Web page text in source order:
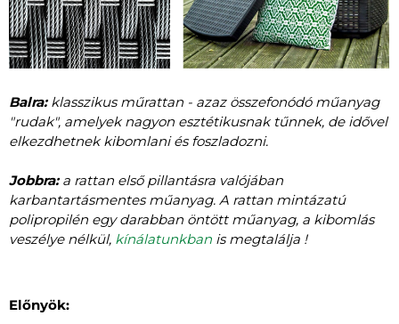
Balra: klasszikus műrattan - azaz összefonódó műanyag
"rudak", amelyek nagyon esztétikusnak tűnnek, de idővel
elkezdhetnek kibomlani és foszladozni.
Jobbra: a rattan első pillantásra valójában
karbantartásmentes műanyag. A rattan mintázatú
polipropilén egy darabban öntött műanyag, a kibomlás
veszélye nélkül, kínálatunkban is megtalálja !
Előnyök: